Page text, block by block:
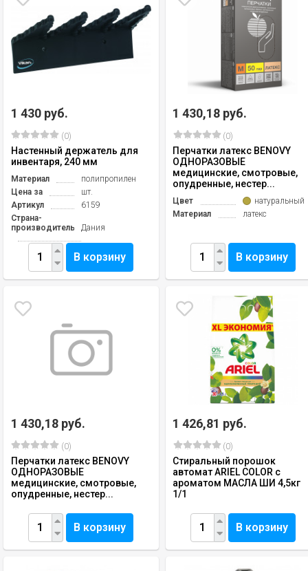
1 430 руб.
(0)
Настенный держатель для
инвентаря, 240 мм
Материал
полипропилен
Цена за
шт.
Артикул
6159
Страна-
производитель
Дания
В корзину
1 430,18 руб.
(0)
Перчатки латекс BENOVY
ОДНОРАЗОВЫЕ
медицинские, смотровые,
опудренные, нестер...
Цвет
натуральный
Материал
латекс
В корзину
1 430,18 руб.
(0)
Перчатки латекс BENOVY
ОДНОРАЗОВЫЕ
медицинские, смотровые,
опудренные, нестер...
В корзину
1 426,81 руб.
(0)
Стиральный порошок
автомат ARIEL СOLOR с
ароматом МАСЛА ШИ 4,5кг
1/1
В корзину